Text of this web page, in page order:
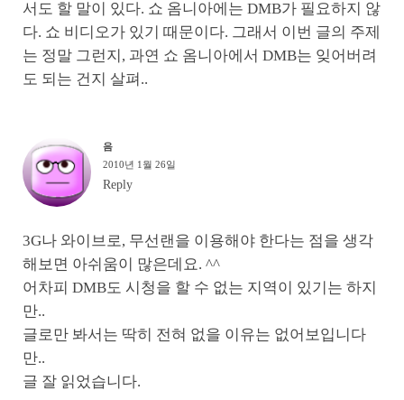
서도 할 말이 있다. 쇼 옴니아에는 DMB가 필요하지 않
다. 쇼 비디오가 있기 때문이다. 그래서 이번 글의 주제
는 정말 그런지, 과연 쇼 옴니아에서 DMB는 잊어버려
도 되는 건지 살펴..
음
2010년 1월 26일
Reply
3G나 와이브로, 무선랜을 이용해야 한다는 점을 생각
해보면 아쉬움이 많은데요. ^^
어차피 DMB도 시청을 할 수 없는 지역이 있기는 하지
만..
글로만 봐서는 딱히 전혀 없을 이유는 없어보입니다
만..
글 잘 읽었습니다.